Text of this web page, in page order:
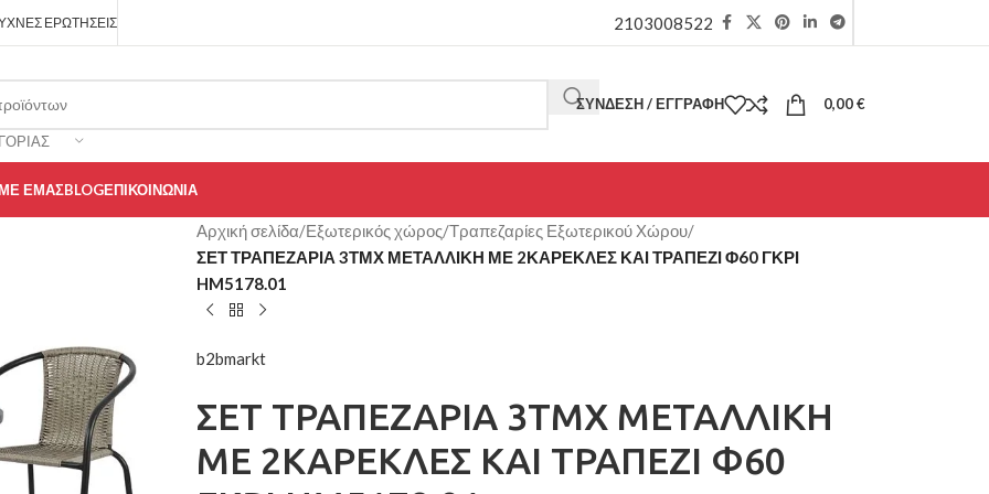
ΕΡΩΤΉΣΕΙΣ 2103008522
ΣΎΝΔΕΣΗ / ΕΓΓΡΑΦΉ 0,00€
ΕΜΆΣBLOGΕΠΙΚΟΙΝΩΝΊΑ
Αρχική σελίδα/Εξωτερικός χώρος/Τραπεζαρίες Εξωτερικού Χώρου/
ΣΕΤ ΤΡΑΠΕΖΑΡΙΑ 3ΤΜΧ ΜΕΤΑΛΛΙΚΗ ΜΕ 2ΚΑΡΕΚΛΕΣ ΚΑΙ ΤΡΑΠΕΖΙ Φ60 ΓΚΡΙ
HM5178.01
b2bmarkt
ΣΕΤ ΤΡΑΠΕΖΑΡΙΑ 3ΤΜΧ ΜΕΤΑΛΛΙΚΗ
ΜΕ 2ΚΑΡΕΚΛΕΣ ΚΑΙ ΤΡΑΠΕΖΙ Φ60